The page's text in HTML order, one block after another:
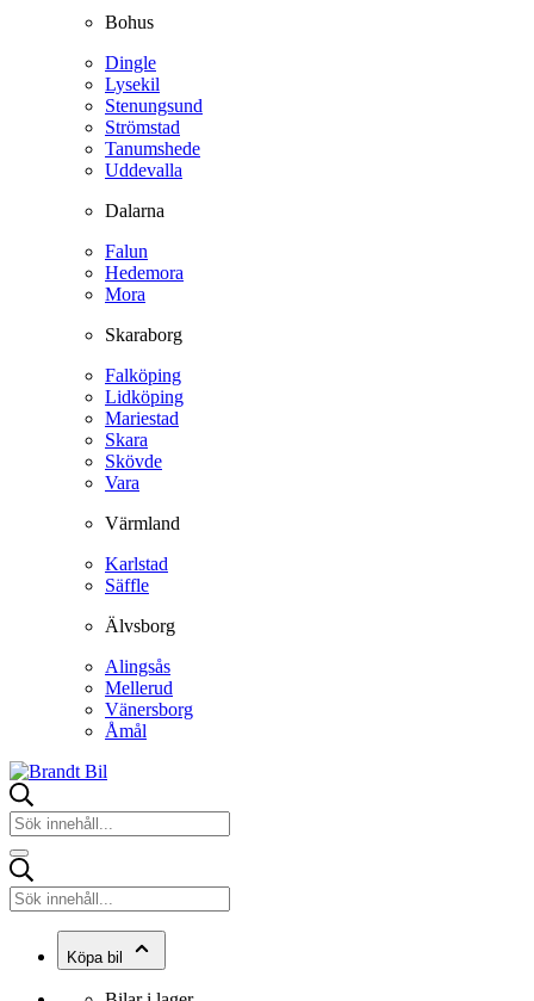
Bohus
Dingle
Lysekil
Stenungsund
Strömstad
Tanumshede
Uddevalla
Dalarna
Falun
Hedemora
Mora
Skaraborg
Falköping
Lidköping
Mariestad
Skara
Skövde
Vara
Värmland
Karlstad
Säffle
Älvsborg
Alingsås
Mellerud
Vänersborg
Åmål
Köpa bil